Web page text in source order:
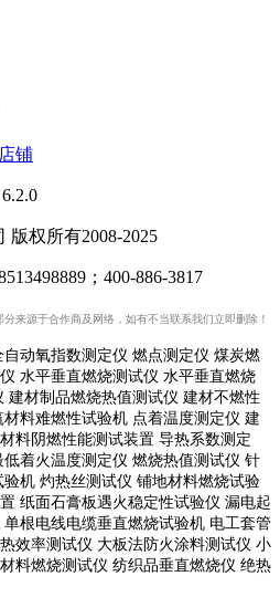
铺
6.2.0
权所有2008-2025
；400-886-3817
来源于合作商及网络，如有不当联系我们立即删除！
动氧指数测定仪 燃点测定仪 煤炭燃
水平垂直燃烧测试仪 水平垂直燃烧
建材制品燃烧热值测试仪 建材不燃性
料难燃性试验机 点着温度测定仪 建
料阴燃性能测试装置 导热系数测定
着火温度测定仪 燃烧热值测试仪 针
机 灼热丝测试仪 铺地材料燃烧试验
纸面石膏板遇火稳定性试验仪 漏电起
单根电线电缆垂直燃烧试验机 电工套管
效率测试仪 大板法防火涂料测试仪 小
料燃烧测试仪 纺织品垂直燃烧仪 绝热